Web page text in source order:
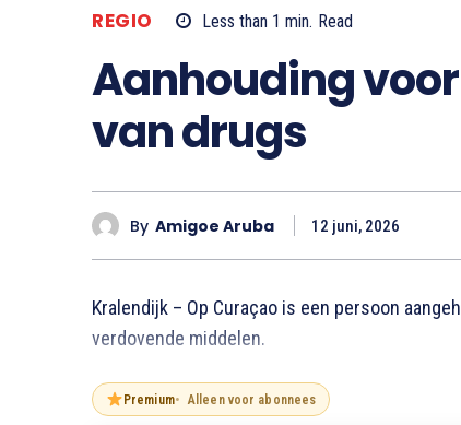
REGIO Less than 1 min. Read
Aanhouding
van drugs
By Amigoe Aruba 12 juni, 2026
Kralendijk – Op Curaçao is een persoon
verdovende middelen.
Premium Alleen voor abonnees